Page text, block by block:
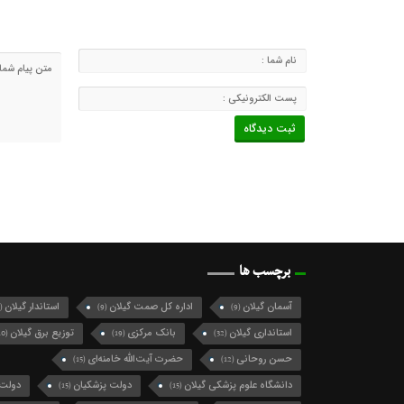
برچسب ها
آسمان گیلان (9) اداره کل صمت گیلان (9) استاندار گیلان (124)
استانداری گیلان (32) بانک مرکزی (19) توزیع برق گیلان (10)
حسن روحانی (12) حضرت آیت‌الله خامنه‌ای (15)
دانشگاه علوم پزشکی گیلان (15) دولت پزشکیان (15)